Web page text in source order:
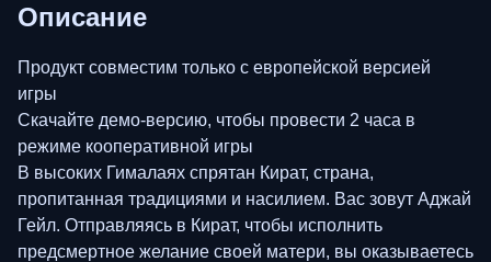
Описание
Продукт совместим только с европейской версией
игры
Скачайте демо-версию, чтобы провести 2 часа в
режиме кооперативной игры
В высоких Гималаях спрятан Кират, страна,
пропитанная традициями и насилием. Вас зовут Аджай
Гейл. Отправляясь в Кират, чтобы исполнить
предсмертное желание своей матери, вы оказываетесь